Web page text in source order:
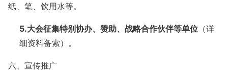
纸、笔、饮用水等。
5.大会征集特别协办、赞助、战略合作伙伴等单位（详
细资料备索）。
六、宣传推广